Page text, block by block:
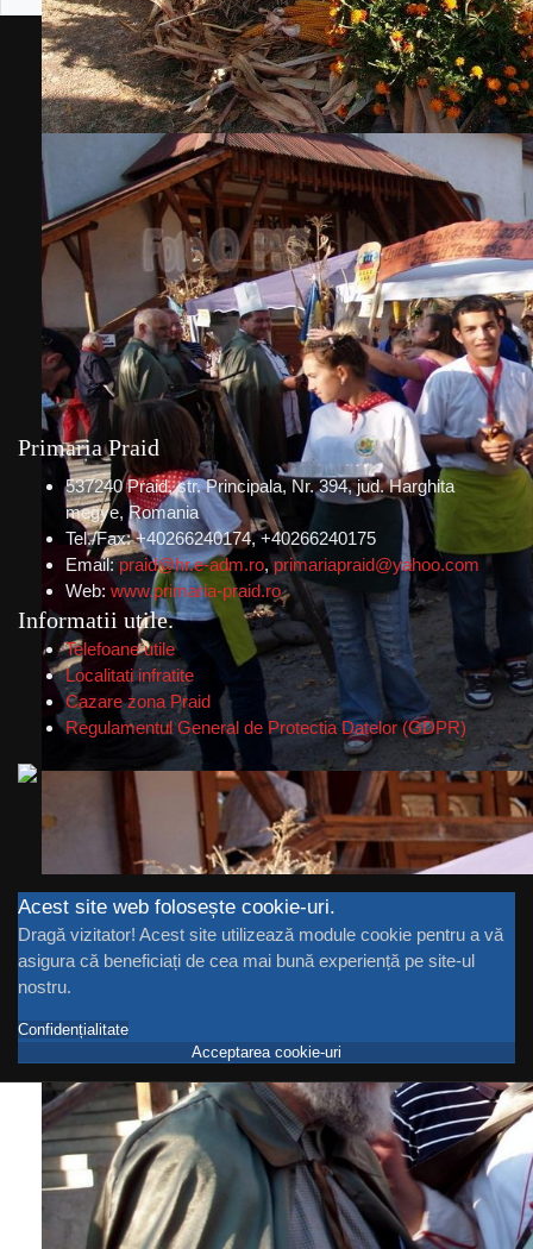
Primaria Praid
537240 Praid, str. Principala, Nr. 394, jud. Harghita
megye, Romania
Tel./Fax: +40266240174, +40266240175
Email: praid@hr.e-adm.ro,primariapraid@yahoo.com
Web: www.primaria-praid.ro
Informatii utile
Telefoane utile
Localitati infratite
Cazare zona Praid
Regulamentul General de Protectia Datelor (GDPR)
Acest site web folosește cookie-uri.
Dragă vizitator! Acest site utilizează module cookie pentru a vă
asigura că beneficiați de cea mai bună experiență pe site-ul
nostru.
Confidențialitate
Acceptarea cookie-uri